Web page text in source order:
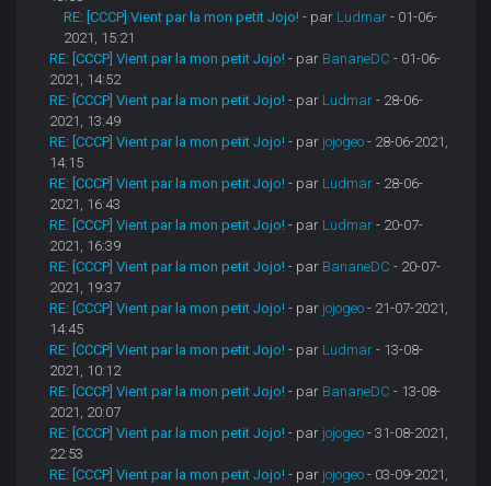
RE: [CCCP] Vient par la mon petit Jojo! - par Ludmar - 01-06-
2021, 15:21
RE: [CCCP] Vient par la mon petit Jojo! - par BananeDC - 01-06-
2021, 14:52
RE: [CCCP] Vient par la mon petit Jojo! - par Ludmar - 28-06-
2021, 13:49
RE: [CCCP] Vient par la mon petit Jojo! - par jojogeo - 28-06-2021,
14:15
RE: [CCCP] Vient par la mon petit Jojo! - par Ludmar - 28-06-
2021, 16:43
RE: [CCCP] Vient par la mon petit Jojo! - par Ludmar - 20-07-
2021, 16:39
RE: [CCCP] Vient par la mon petit Jojo! - par BananeDC - 20-07-
2021, 19:37
RE: [CCCP] Vient par la mon petit Jojo! - par jojogeo - 21-07-2021,
14:45
RE: [CCCP] Vient par la mon petit Jojo! - par Ludmar - 13-08-
2021, 10:12
RE: [CCCP] Vient par la mon petit Jojo! - par BananeDC - 13-08-
2021, 20:07
RE: [CCCP] Vient par la mon petit Jojo! - par jojogeo - 31-08-2021,
22:53
RE: [CCCP] Vient par la mon petit Jojo! - par jojogeo - 03-09-2021,